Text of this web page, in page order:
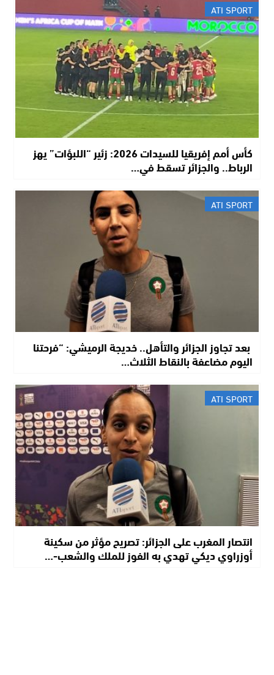
ATI SPORT
كأس أمم إفريقيا للسيدات 2026: زئير “اللبؤات” يهز
الرباط.. والجزائر تسقط في…
ATI SPORT
​ بعد تجاوز الجزائر والتأهل.. خديجة الرميشي: “فرحتنا
اليوم مضاعفة بالنقاط الثلاث…
ATI SPORT
انتصار المغرب على الجزائر: تصريح مؤثر من سكينة
أوزراوي ديكي تهدي به الفوز للملك والشعب-…